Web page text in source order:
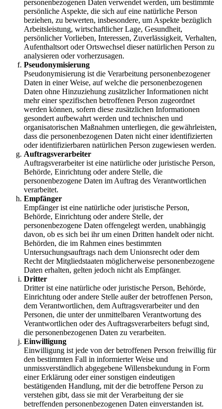
personenbezogenen Daten verwendet werden, um bestimmte
persönliche Aspekte, die sich auf eine natürliche Person
beziehen, zu bewerten, insbesondere, um Aspekte bezüglich
Arbeitsleistung, wirtschaftlicher Lage, Gesundheit,
persönlicher Vorlieben, Interessen, Zuverlässigkeit, Verhalten,
Aufenthaltsort oder Ortswechsel dieser natürlichen Person zu
analysieren oder vorherzusagen.
Pseudonymisierung
Pseudonymisierung ist die Verarbeitung personenbezogener
Daten in einer Weise, auf welche die personenbezogenen
Daten ohne Hinzuziehung zusätzlicher Informationen nicht
mehr einer spezifischen betroffenen Person zugeordnet
werden können, sofern diese zusätzlichen Informationen
gesondert aufbewahrt werden und technischen und
organisatorischen Maßnahmen unterliegen, die gewährleisten,
dass die personenbezogenen Daten nicht einer identifizierten
oder identifizierbaren natürlichen Person zugewiesen werden.
Auftragsverarbeiter
Auftragsverarbeiter ist eine natürliche oder juristische Person,
Behörde, Einrichtung oder andere Stelle, die
personenbezogene Daten im Auftrag des Verantwortlichen
verarbeitet.
Empfänger
Empfänger ist eine natürliche oder juristische Person,
Behörde, Einrichtung oder andere Stelle, der
personenbezogene Daten offengelegt werden, unabhängig
davon, ob es sich bei ihr um einen Dritten handelt oder nicht.
Behörden, die im Rahmen eines bestimmten
Untersuchungsauftrags nach dem Unionsrecht oder dem
Recht der Mitgliedstaaten möglicherweise personenbezogene
Daten erhalten, gelten jedoch nicht als Empfänger.
Dritter
Dritter ist eine natürliche oder juristische Person, Behörde,
Einrichtung oder andere Stelle außer der betroffenen Person,
dem Verantwortlichen, dem Auftragsverarbeiter und den
Personen, die unter der unmittelbaren Verantwortung des
Verantwortlichen oder des Auftragsverarbeiters befugt sind,
die personenbezogenen Daten zu verarbeiten.
Einwilligung
Einwilligung ist jede von der betroffenen Person freiwillig für
den bestimmten Fall in informierter Weise und
unmissverständlich abgegebene Willensbekundung in Form
einer Erklärung oder einer sonstigen eindeutigen
bestätigenden Handlung, mit der die betroffene Person zu
verstehen gibt, dass sie mit der Verarbeitung der sie
betreffenden personenbezogenen Daten einverstanden ist.